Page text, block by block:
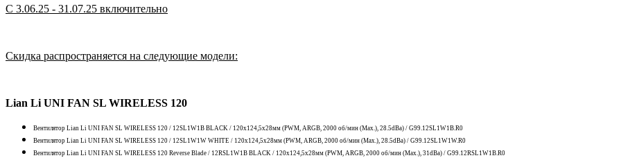
С 3.06.25 - 31.07.25 включительно
Скидка распространяется на следующие модели:
Lian Li UNI FAN SL WIRELESS 120
Вентилятор Lian Li UNI FAN SL WIRELESS 120 / 12SL1W1B BLACK / 120x124,5x28мм (PWM, ARGB, 2000 об/мин (Max.), 28.5dBa) / G99.12SL1W1B.R0
Вентилятор Lian Li UNI FAN SL WIRELESS 120 / 12SL1W1W WHITE / 120x124,5x28мм (PWM, ARGB, 2000 об/мин (Max.), 28.5dBa) / G99.12SL1W1W.R0
Вентилятор Lian Li UNI FAN SL WIRELESS 120 Reverse Blade / 12RSL1W1B BLACK / 120x124,5x28мм (PWM, ARGB, 2000 об/мин (Max.), 31dBa) / G99.12RSL1W1B.R0